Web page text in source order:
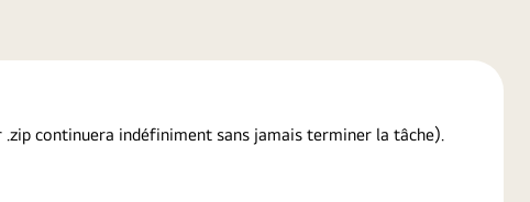
continuera indéfiniment sans jamais terminer la tâche).